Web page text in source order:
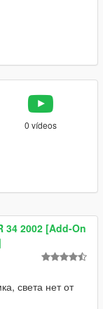
0 vídeos
34 2002 [Add-On
света нет от